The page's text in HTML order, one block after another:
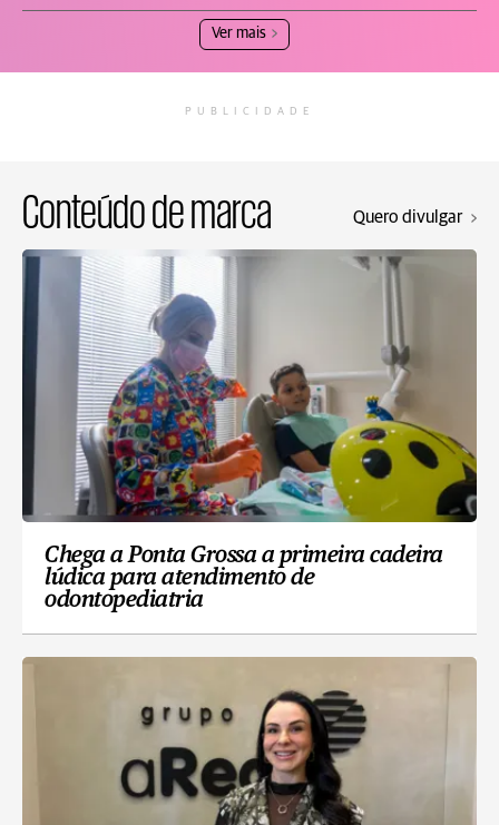
Ver mais
PUBLICIDADE
Conteúdo de marca Quero divulgar
Chega a Ponta Grossa a primeira cadeira
lúdica para atendimento de
odontopediatria